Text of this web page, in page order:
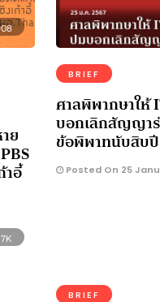
ย
อี้
BRIEF
ศาลพิพากษาให้
บอกเลิกสัญญา
ข้อพิพาทนับสิบปี
Posted On 25
BRIEF